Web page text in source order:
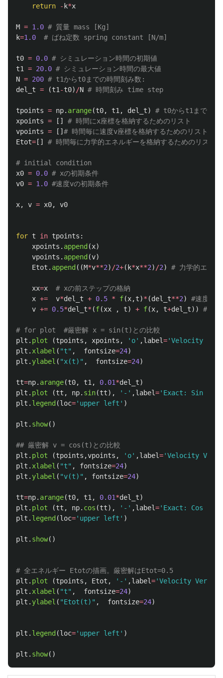
return
- k*x
M = 1.0
k=1.0
t0 = 0.0
t1
= 20.0
N = 200
del_t = (t1 -t0) /N
tpoints = np. arange(t0, t1 , del_t)
xpoints = []
vpoints = []
Etot= []
x0 = 0.0
v0 = 1.0
x, v = x0, v0
for t in tpoints :
xpoints . append (x)
vpoints . append (v)
Etot . append ((M*v**2) /2+( k*x**2) /2)
xx=x
x += v*del_t + 0.5 * f(x,t)* (del_t**2)
v += 0.5*del_t* (f(xx , t) + f(x, t+del_t))
plt . plot (tpoints , xpoints , ' o' ,label='Velocity
plt . xlabel ( "t" , fontsize=24)
plt . ylabel ( "x(t) " , fontsize=24)
tt=np. arange(t0, t1 , 0.01*del_t)
plt . plot (tt , np. sin(tt), ' - ' ,label=' Exact: Sin (t)
plt . legend (loc=' upper left ' )
plt . show()
plt . plot (tpoints ,vpoints , ' o' ,label='Velocity
plt . xlabel ( "t" , fontsize=24)
plt . ylabel ( "v(t) " , fontsize=24)
tt=np. arange(t0, t1 , 0.01*del_t)
plt . plot (tt , np. cos (tt), ' - ' ,label=' Exact: Cos (t)
plt . legend (loc=' upper left ' )
plt . show()
plt . plot (tpoints , Etot , ' - ' ,label='Velocity Verlet
plt . xlabel ( "t" , fontsize=24)
plt . ylabel ( "Etot(t) " , fontsize=24)
plt . legend (loc=' upper left ' )
plt . show()